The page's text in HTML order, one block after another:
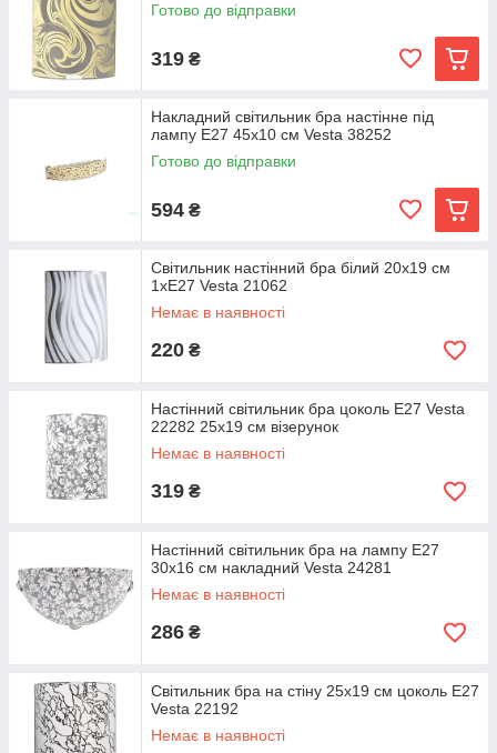
Готово до відправки
319 ₴
Накладний світильник бра настінне під
лампу Е27 45х10 см Vesta 38252
Готово до відправки
594 ₴
Світильник настінний бра білий 20х19 см
1хЕ27 Vesta 21062
Немає в наявності
220 ₴
Настінний світильник бра цоколь Е27 Vesta
22282 25х19 см візерунок
Немає в наявності
319 ₴
Настінний світильник бра на лампу Е27
30х16 см накладний Vesta 24281
Немає в наявності
286 ₴
Світильник бра на стіну 25х19 см цоколь Е27
Vesta 22192
Немає в наявності